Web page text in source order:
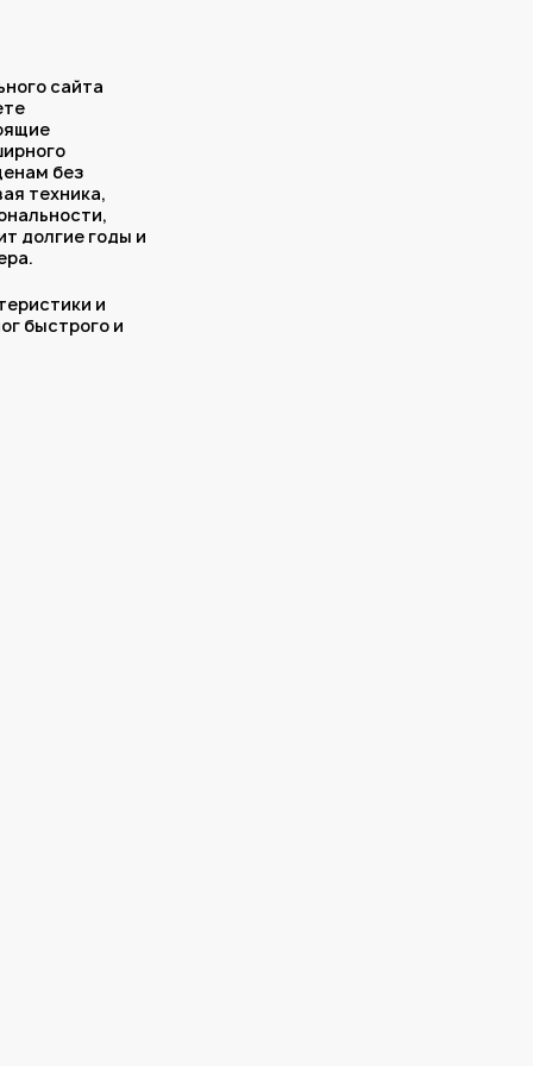
сайта
без
техника,
долгие годы и
и
быстрого и